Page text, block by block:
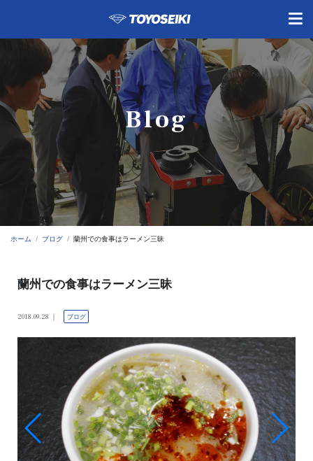
Blog
ホーム ブログ 蘭州での食事はラーメン三昧
蘭州での食事はラーメン三昧
2018.09.28 ブログ